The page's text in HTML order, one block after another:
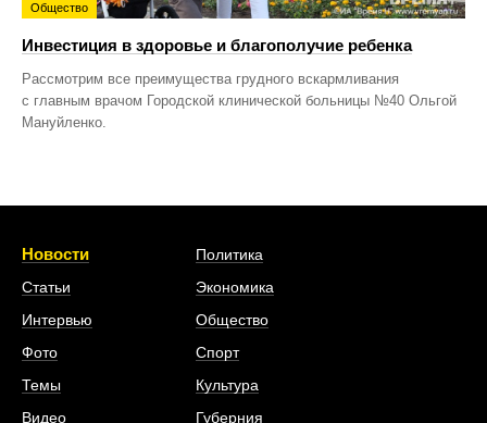
Общество
Инвестиция в здоровье и благополучие ребенка
Рассмотрим все преимущества грудного вскармливания
с главным врачом Городской клинической больницы №40 Ольгой
Мануйленко.
Новости
Статьи
Интервью
Фото
Темы
Видео
Политика
Экономика
Общество
Спорт
Культура
Губерния